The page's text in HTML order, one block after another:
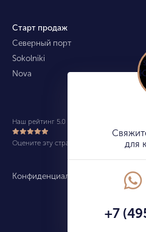
Старт продаж
Северный порт
Sokolniki
Nova
Конфиденциальность Карта
Наш рейтинг 5.0 из 5 (490)
Оцените эту страницу
для
+7